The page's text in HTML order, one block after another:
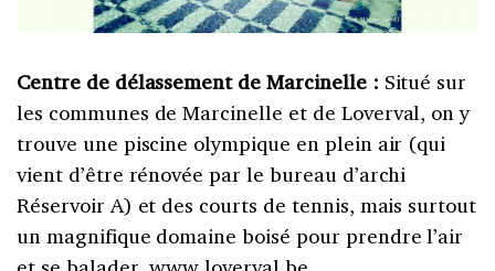
Centre de délassement de Marcinelle : Situé sur
les communes de Marcinelle et de Loverval, on y
trouve une piscine olympique en plein air (qui
vient d’être rénovée par le bureau d’archi
Réservoir A) et des courts de tennis, mais surtout
un magnifique domaine boisé pour prendre l’air